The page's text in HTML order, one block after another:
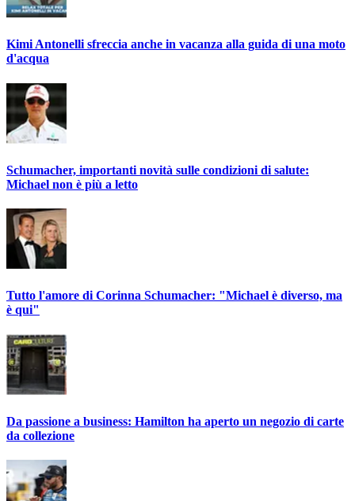
Kimi Antonelli sfreccia anche in vacanza alla guida di una moto
d'acqua
Schumacher, importanti novità sulle condizioni di salute:
Michael non è più a letto
Tutto l'amore di Corinna Schumacher: "Michael è diverso, ma
è qui"
Da passione a business: Hamilton ha aperto un negozio di carte
da collezione